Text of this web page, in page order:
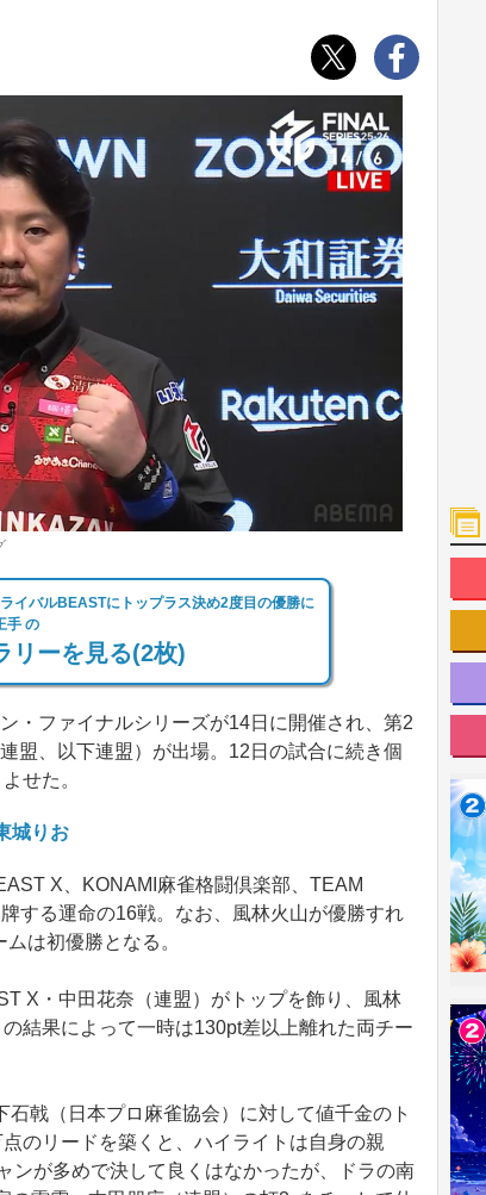
イバルBEASTにトップラス決め2度目の優勝に
手 の
リーを見る(2枚)
・ファイナルシリーズが14日に開催され、第2
盟、以下連盟）が出場。12日の試合に続き個
せた。
城りお
X、KONAMI麻雀格闘倶楽部、TEAM
する運命の16戦。なお、風林火山が優勝すれ
は初優勝となる。
X・中田花奈（連盟）がトップを飾り、風林
結果によって一時は130pt差以上離れた両チー
戟（日本プロ麻雀協会）に対して値千金のト
のリードを築くと、ハイライトは自身の親
ンが多めで決して良くはなかったが、ドラの南